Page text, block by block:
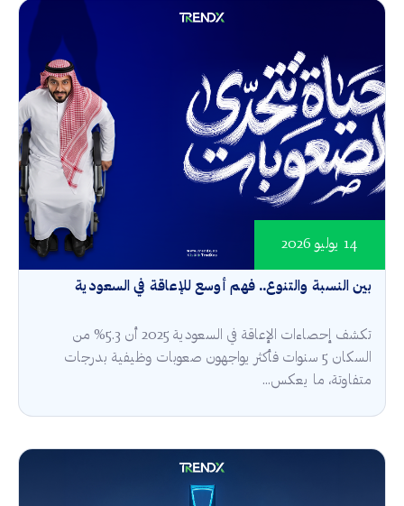
بين النسبة والتنوع.. فهم أوسع للإعاقة في السعودية
14 يوليو 2026
تكشف إحصاءات الإعاقة في السعودية 2025 أن 5.3% من
السكان 5 سنوات فأكثر يواجهون صعوبات وظيفية بدرجات
متفاوتة، ما يعكس...